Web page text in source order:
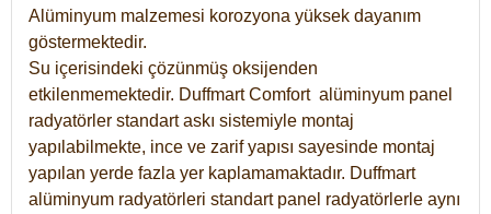
Alüminyum malzemesi korozyona yüksek dayanım
göstermektedir.
Su içerisindeki çözünmüş oksijenden
etkilenmemektedir. DuffmartComfort alüminyum panel
radyatörler standart askı sistemiyle montaj
yapılabilmekte, ince ve zarif yapısı sayesinde montaj
yapılan yerde fazla yer kaplamamaktadır. Duffmart
alüminyum radyatörleri standart panel radyatörlerle aynı